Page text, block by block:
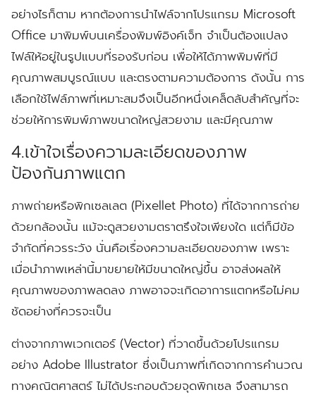
อย่างไรก็ตาม หากต้องการนำไฟล์จากโปรแกรม Microsoft
Office มาพิมพ์บนเครื่องพิมพ์อิงค์เจ็ท จำเป็นต้องแปลง
ไฟล์ให้อยู่ในรูปแบบที่รองรับก่อน เพื่อให้ได้ภาพพิมพ์ที่มี
คุณภาพสมบูรณ์แบบ และตรงตามความต้องการ ดังนั้น การ
เลือกใช้ไฟล์ภาพที่เหมาะสมจึงเป็นอีกหนึ่งเคล็ดลับสำคัญที่จะ
ช่วยให้การพิมพ์ภาพขนาดใหญ่สวยงาม และมีคุณภาพ
4.เข้าใจเรื่องความละเอียดของภาพ
ป้องกันภาพแตก
ภาพถ่ายหรือพิกเซลเลต (Pixellet Photo) ที่ได้จากการถ่าย
ด้วยกล้องนั้น แม้จะดูสวยงามตราตรึงใจเพียงใด แต่ก็มีข้อ
จำกัดที่ควรระวัง นั่นคือเรื่องความละเอียดของภาพ เพราะ
เมื่อนำภาพเหล่านี้มาขยายให้มีขนาดใหญ่ขึ้น อาจส่งผลให้
คุณภาพของภาพลดลง ภาพอาจจะเกิดอาการแตกหรือไม่คม
ชัดอย่างที่ควรจะเป็น
ต่างจากภาพเวกเตอร์ (Vector) ที่วาดขึ้นด้วยโปรแกรม
อย่าง Adobe Illustrator ซึ่งเป็นภาพที่เกิดจากการคำนวณ
ทางคณิตศาสตร์ ไม่ได้ประกอบด้วยจุดพิกเซล จึงสามารถ